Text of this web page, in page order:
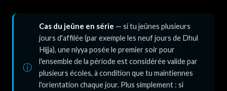
Cas du jeûne en série — si tu jeûnes plusieurs
jours d'affilée (par exemple les neuf jours de Dhul
Hijja), une niyya posée le premier soir pour
l'ensemble de la période est considérée valide par
plusieurs écoles, à condition que tu maintiennes
l'orientation chaque jour. Plus simplement : si